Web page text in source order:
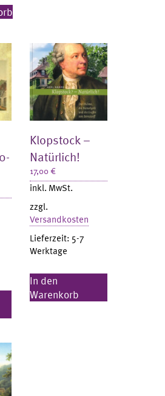
Klopstock –
Natürlich!
17,00€
inkl. MwSt.
zzgl.
Versandkosten
Lieferzeit: 5-7
Werktage
In den
Warenkorb